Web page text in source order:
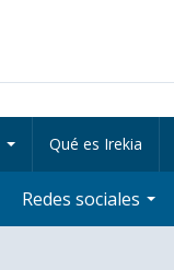
Qué es Irekia
Redes sociales